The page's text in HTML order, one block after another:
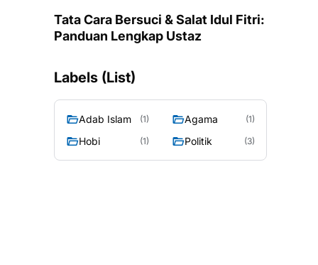
Tata Cara Bersuci & Salat Idul Fitri:
Panduan Lengkap Ustaz
Labels (List)
Adab Islam (1) Agama (1)
Hobi (1) Politik (3)